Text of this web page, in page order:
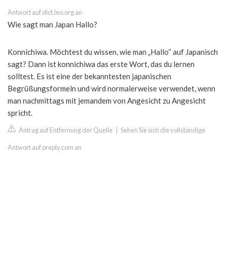
Antwort auf dict.leo.org an
Wie sagt man Japan Hallo?
Konnichiwa. Möchtest du wissen, wie man „Hallo“ auf Japanisch
sagt? Dann ist konnichiwa das erste Wort, das du lernen
solltest. Es ist eine der bekanntesten japanischen
Begrüßungsformeln und wird normalerweise verwendet, wenn
man nachmittags mit jemandem von Angesicht zu Angesicht
spricht.
Antrag auf Entfernung der Quelle Sehen Sie sich die vollständige
Antwort auf preply.com an